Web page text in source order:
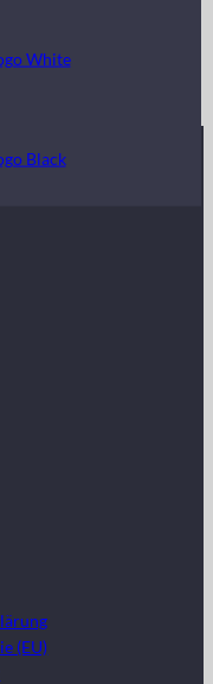
White
Black
(EU)